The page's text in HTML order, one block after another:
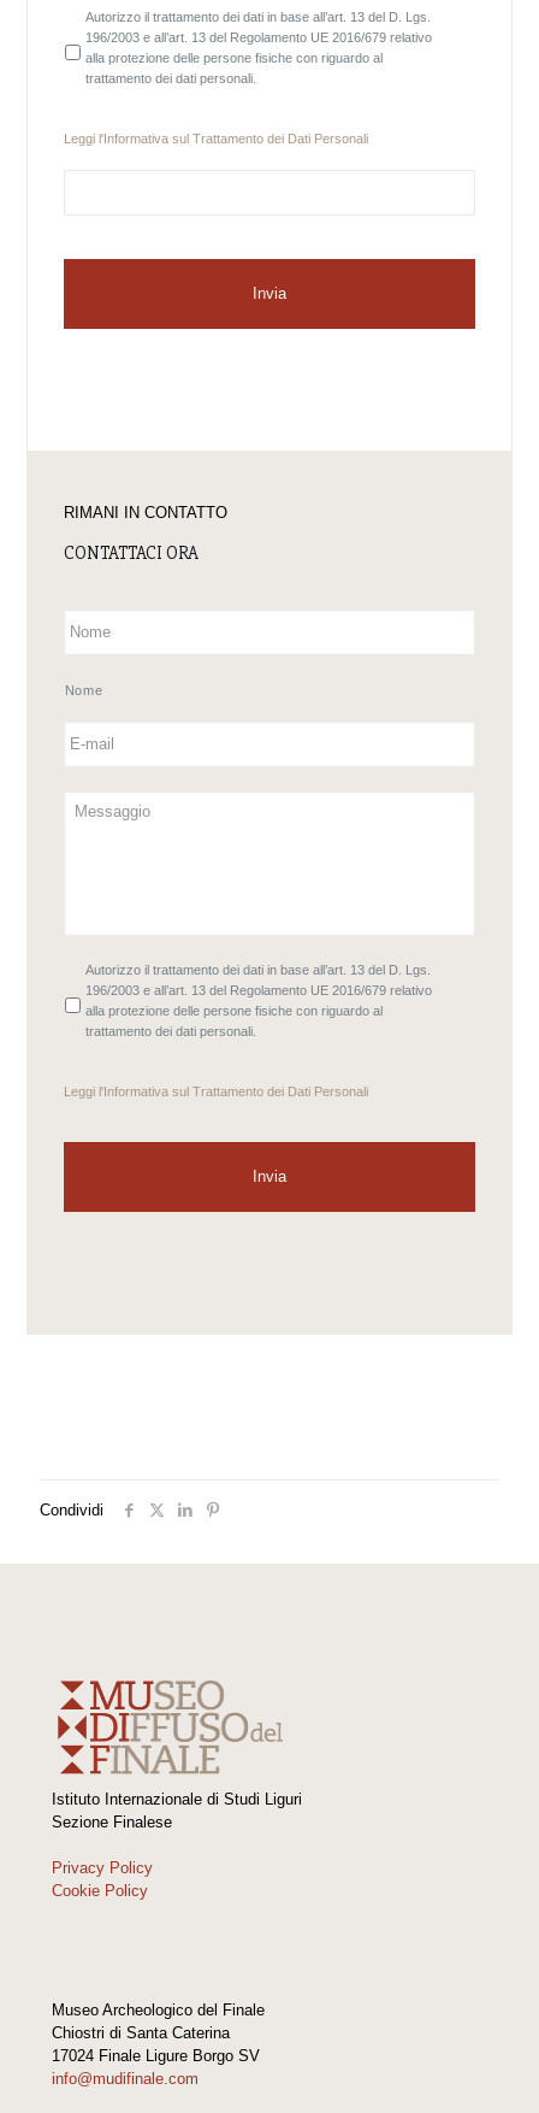
Autorizzo il trattamento dei dati in base all’art. 13 del D. Lgs.
196/2003 e all’art. 13 del Regolamento UE 2016/679 relativo
alla protezione delle persone fisiche con riguardo al
trattamento dei dati personali.
Leggi l'Informativa sul Trattamento dei Dati Personali
RIMANI IN CONTATTO
CONTATTACI ORA
Nome
Autorizzo il trattamento dei dati in base all’art. 13 del D. Lgs.
196/2003 e all’art. 13 del Regolamento UE 2016/679 relativo
alla protezione delle persone fisiche con riguardo al
trattamento dei dati personali.
Leggi l'Informativa sul Trattamento dei Dati Personali
Condividi
Istituto Internazionale di Studi Liguri
Sezione Finalese
Privacy Policy
Cookie Policy
Museo Archeologico del Finale
Chiostri di Santa Caterina
17024 Finale Ligure Borgo SV
info@mudifinale.com